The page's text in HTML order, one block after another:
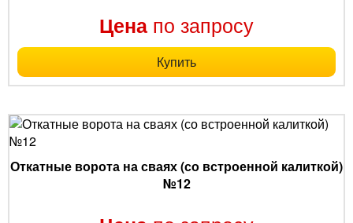
Цена по запросу
Купить
Откатные ворота на сваях (со встроенной калиткой)
№12